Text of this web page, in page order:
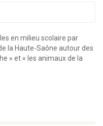
en milieu scolaire par
la Haute-Saône autour des
» et « les animaux de la